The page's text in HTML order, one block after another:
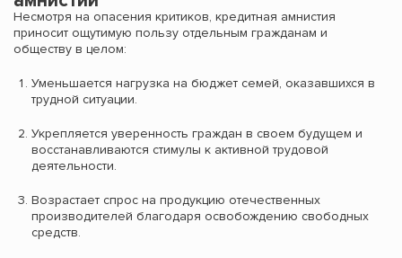
Несмотря на опасения критиков, кредитная амнистия
приносит ощутимую пользу отдельным гражданам и
обществу в целом:
Уменьшается нагрузка на бюджет семей, оказавшихся в
трудной ситуации.
Укрепляется уверенность граждан в своем будущем и
восстанавливаются стимулы к активной трудовой
деятельности.
Возрастает спрос на продукцию отечественных
производителей благодаря освобождению свободных
средств.